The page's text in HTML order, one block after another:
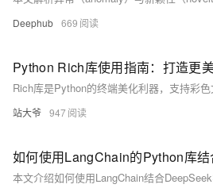
Deephub 669
Python Rich库使用指南：打造更
站大爷 947